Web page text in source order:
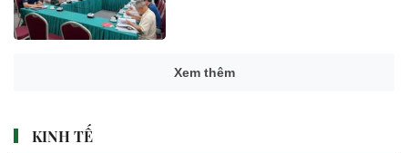
Xem thêm
KINH TẾ